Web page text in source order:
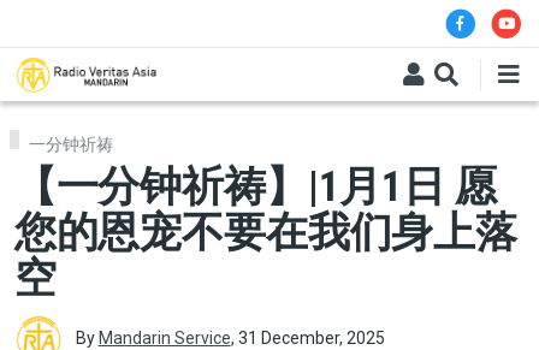
一分钟祈祷
【一分钟祈祷】|1月1日 愿
您的恩宠不要在我们身上落
空
By Mandarin Service, 31 December, 2025